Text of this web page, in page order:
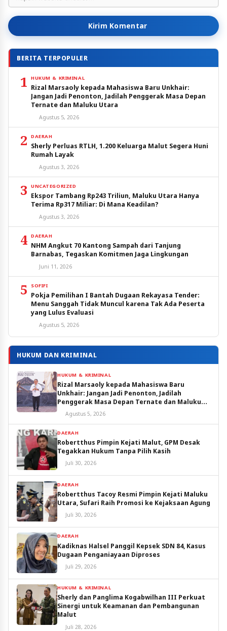
Kirim Komentar
BERITA TERPOPULER
1 HUKUM & KRIMINAL
Rizal Marsaoly kepada Mahasiswa Baru Unkhair:
Jangan Jadi Penonton, Jadilah Penggerak Masa Depan
Ternate dan Maluku Utara
Agustus 5, 2026
2 DAERAH
Sherly Perluas RTLH, 1.200 Keluarga Malut Segera Huni
Rumah Layak
Agustus 3, 2026
3 UNCATEGORIZED
Ekspor Tambang Rp243 Triliun, Maluku Utara Hanya
Terima Rp317 Miliar: Di Mana Keadilan?
Agustus 3, 2026
4 DAERAH
NHM Angkut 70 Kantong Sampah dari Tanjung
Barnabas, Tegaskan Komitmen Jaga Lingkungan
Juni 11, 2026
5 SOFIFI
Pokja Pemilihan I Bantah Dugaan Rekayasa Tender:
Menu Sanggah Tidak Muncul karena Tak Ada Peserta
yang Lulus Evaluasi
Agustus 5, 2026
HUKUM DAN KRIMINAL
HUKUM & KRIMINAL
Rizal Marsaoly kepada Mahasiswa Baru
Unkhair: Jangan Jadi Penonton, Jadilah
Penggerak Masa Depan Ternate dan Maluku
Utara
Agustus 5, 2026
DAERAH
Robertthus Pimpin Kejati Malut, GPM Desak
Tegakkan Hukum Tanpa Pilih Kasih
Juli 30, 2026
DAERAH
Robertthus Tacoy Resmi Pimpin Kejati Maluku
Utara, Sufari Raih Promosi ke Kejaksaan Agung
Juli 30, 2026
DAERAH
Kadiknas Halsel Panggil Kepsek SDN 84, Kasus
Dugaan Penganiayaan Diproses
Juli 29, 2026
HUKUM & KRIMINAL
Sherly dan Panglima Kogabwilhan III Perkuat
Sinergi untuk Keamanan dan Pembangunan
Malut
Juli 28, 2026